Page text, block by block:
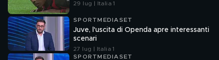
29 lug | Italia 1
SPORTMEDIASET
Juve, l'uscita di Openda apre interessanti
scenari
27 lug | Italia 1
SPORTMEDIASET